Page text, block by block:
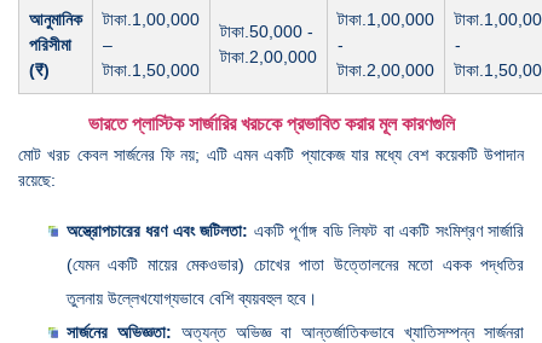
আনুমানিক
পরিসীমা
(₹)
টাকা.1,00,000
–
টাকা.1,50,000
টাকা.50,000 -
টাকা.2,00,000
টাকা.1,00,000
-
টাকা.2,00,000
-
ভারতে প্লাস্টিক সার্জারির খরচকে প্রভাবিত করার মূল কারণগুলি
মোট খরচ কেবল সার্জনের ফি নয়; এটি এমন একটি প্যাকেজ যার মধ্যে বেশ কয়েকটি উপাদান
রয়েছে:
অস্ত্রোপচারের ধরণ এবং জটিলতা: একটি পূর্ণাঙ্গ বডি লিফট বা একটি সংমিশ্রণ সার্জারি
(যেমন একটি মায়ের মেকওভার) চোখের পাতা উত্তোলনের মতো একক পদ্ধতির
তুলনায় উল্লেখযোগ্যভাবে বেশি ব্যয়বহুল হবে।
সার্জনের অভিজ্ঞতা: অত্যন্ত অভিজ্ঞ বা আন্তর্জাতিকভাবে খ্যাতিসম্পন্ন সার্জনরা